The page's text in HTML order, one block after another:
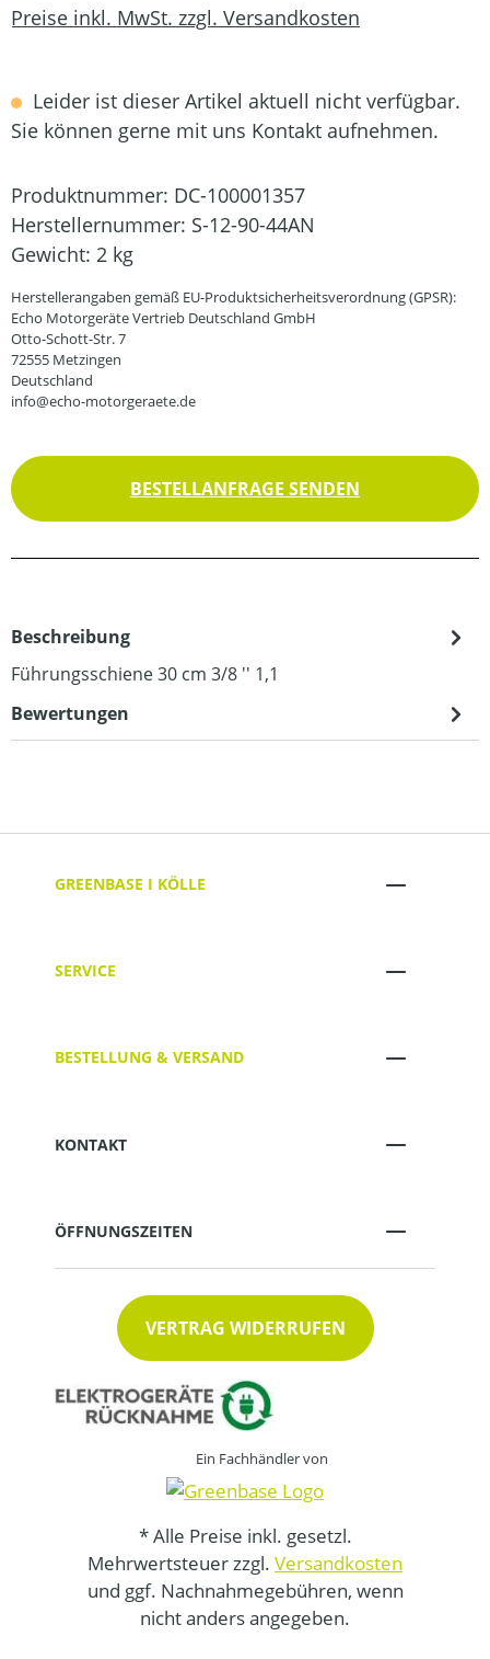
Preise inkl. MwSt. zzgl. Versandkosten
Leider ist dieser Artikel aktuell nicht verfügbar.
Sie können gerne mit uns Kontakt aufnehmen.
Produktnummer: DC-100001357
Herstellernummer: S-12-90-44AN
Gewicht: 2 kg
Herstellerangaben gemäß EU-Produktsicherheitsverordnung (GPSR):
Echo Motorgeräte Vertrieb Deutschland GmbH
Otto-Schott-Str. 7
72555 Metzingen
Deutschland
info@echo-motorgeraete.de
BESTELLANFRAGE SENDEN
Beschreibung
Führungsschiene 30 cm 3/8 '' 1,1
Bewertungen
GREENBASE I KÖLLE
SERVICE
BESTELLUNG & VERSAND
KONTAKT
ÖFFNUNGSZEITEN
VERTRAG WIDERRUFEN
Ein Fachhändler von
* Alle Preise inkl. gesetzl.
Mehrwertsteuer zzgl. Versandkosten
und ggf. Nachnahmegebühren, wenn
nicht anders angegeben.